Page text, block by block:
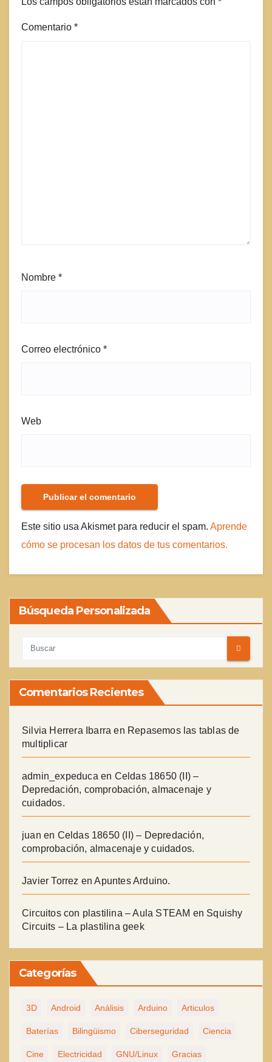
Comentario *
Nombre *
Correo electrónico *
Web
Este sitio usa Akismet para reducir el spam. Aprende
cómo se procesan los datos de tus comentarios.
Búsqueda Personalizada
Comentarios Recientes
Silvia Herrera Ibarra en Repasemos las tablas de
multiplicar
admin_expeduca en Celdas 18650 (II) –
Depredación, comprobación, almacenaje y
cuidados.
juan en Celdas 18650 (II) – Depredación,
comprobación, almacenaje y cuidados.
Javier Torrez enApuntes Arduino.
Circuitos con plastilina – Aula STEAM en Squishy
Circuits – La plastilina geek
Categorías
3D Android Análisis Arduino Articulos
Baterías Bilingüismo Ciberseguridad Ciencia
Cine Electricidad GNU/Linux Gracias